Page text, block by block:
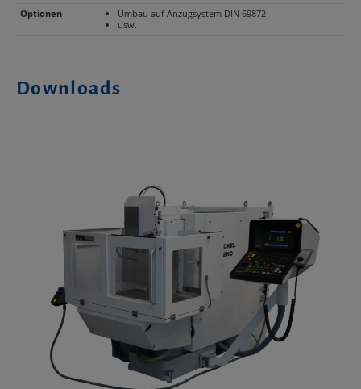
Optionen
Umbau auf Anzugsystem DIN 69872
usw.
Downloads